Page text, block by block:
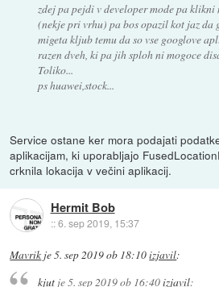
zdej pa pejdi v developer mode pa klikni
(nekje pri vrhu) pa bos opazil kot jaz da
migeta kljub temu da so vse googlove
razen dveh, ki pa jih sploh ni mogoce
Toliko...
ps huawei,stock...
Service ostane ker mora podajati
aplikacijam, ki uporabljajo
crknila lokacija v večini aplikacij.
Hermit Bob
::6. sep 2019, 15:37
Mavrik je5. sep 2019 ob 18:10izjavil:
kjutje5. sep 2019 ob 16:40izjavil: